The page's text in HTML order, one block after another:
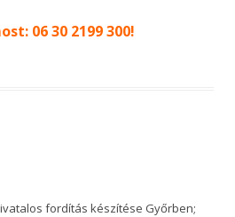
06 30 2199 300!
fordítás készítése Győrben;